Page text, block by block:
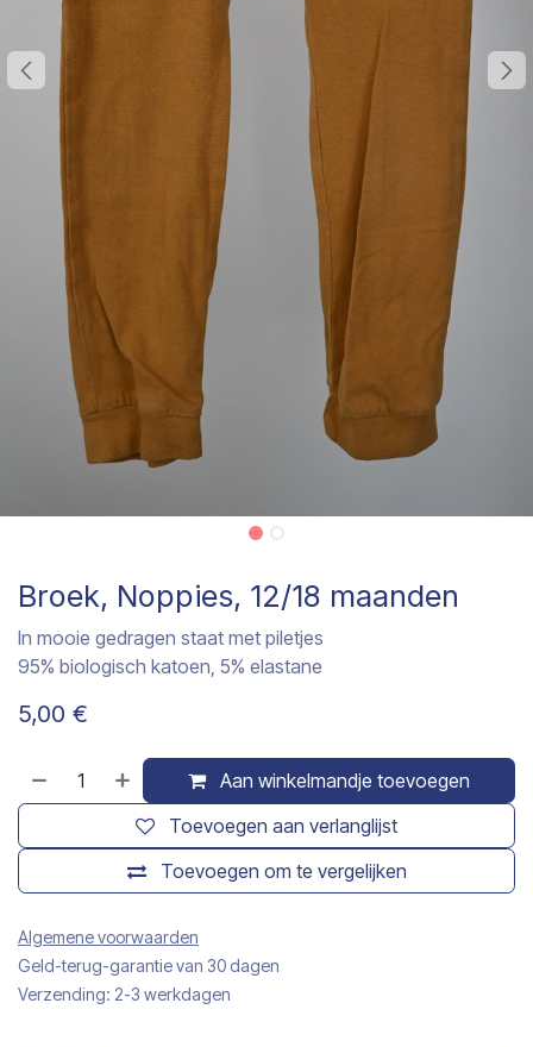
Broek, Noppies, 12/18 maanden
In mooie gedragen staat met piletjes
95% biologisch katoen, 5% elastane
5,00 €
Aan winkelmandje toevoegen
Toevoegen om te vergelijken
Toevoegen aan verlanglijst
Algemene voorwaarden
Geld-terug-garantie van 30 dagen
Verzending: 2-3 werkdagen